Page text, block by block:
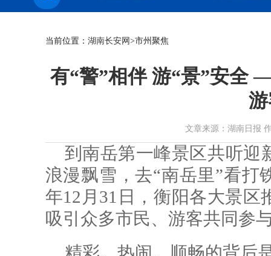
当前位置： 湖南长安网 >市州聚焦
有“警”相伴 游“景”安全
文章来源：湖南日报
到南岳第一峰景区共听迎
浪漫飘雪，去“南岳里”看
年12月31日，衡阳各大景
吸引众多市民、游客共同参